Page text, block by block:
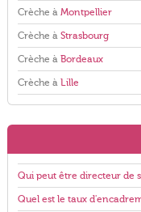
Crèche à Montpellier
Crèche à Strasbourg
Crèche à Bordeaux
Crèche à Lille
Qui peut être directeur de
Quel est le taux